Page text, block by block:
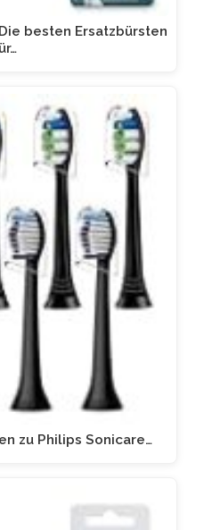
besten Ersatzbürsten
zu Philips Sonicare…